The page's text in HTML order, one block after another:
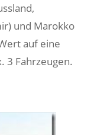
und Marokko
auf eine
3 Fahrzeugen.